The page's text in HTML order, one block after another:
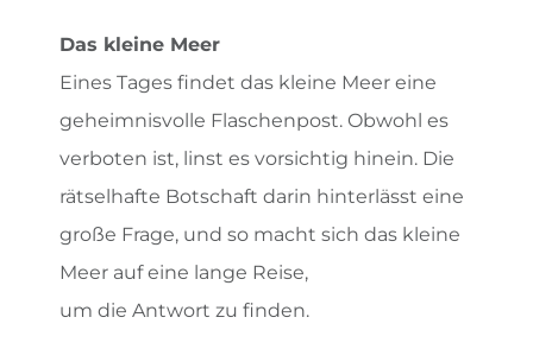
Das kleine Meer
Eines Tages findet das kleine Meer eine
geheimnisvolle Flaschenpost. Obwohl es
verboten ist, linst es vorsichtig hinein. Die
rätselhafte Botschaft darin hinterlässt eine
große Frage, und so macht sich das kleine
Meer auf eine lange Reise,
um die Antwort zu finden.